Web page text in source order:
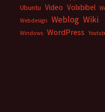
Ubuntu Video Volxbibel
Webdesign
Weblog Wiki
Windows WordPress